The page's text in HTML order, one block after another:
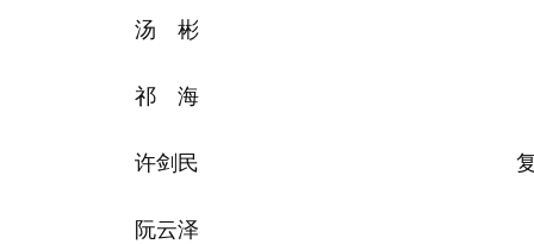
汤 彬
祁 海
许剑民
阮云泽